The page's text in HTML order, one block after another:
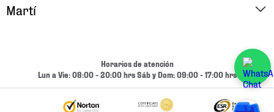
Cambios y Devoluciones
Martí
Términos y Condiciones
Horarios de atención
Lun a Vie: 08:00 - 20:00 hrs Sáb y Dom: 09:00 - 17:00 hrs